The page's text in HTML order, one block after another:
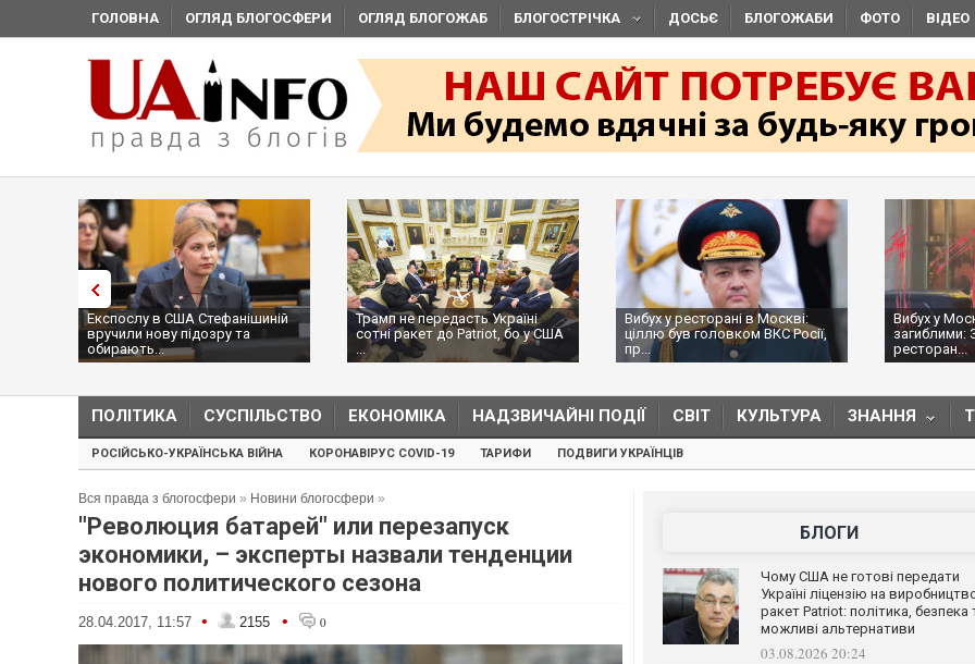
ГОЛОВНА ОГЛЯД БЛОГОСФЕРИ ОГЛЯД БЛОГОЖАБ БЛОГОСТРІЧКА ДОСЬЄ БЛОГОЖАБИ ФОТО ВІДЕО
Експослу в США Стефанішиній
вручили нову підозру та
обирають...
Трамп не передасть Україні
сотні ракет до Patriot, бо у США
...
Вибух у ресторані в Москві:
ціллю був головком ВКС Росії,
пр...
Вибух у
загиблими:
ресторан...
ПОЛІТИКА СУСПІЛЬСТВО ЕКОНОМІКА НАДЗВИЧАЙНІ ПОДІЇ СВІТ КУЛЬТУРА ЗНАННЯ
РОСІЙСЬКО-УКРАЇНСЬКА ВІЙНА КОРОНАВІРУС COVID-19 ТАРИФИ ПОДВИГИ УКРАЇНЦІВ
Вся правда з блогосфери » Новини блогосфери »
"Революция батарей" или перезапуск
экономики, – эксперты назвали тенденции
нового политического сезона
28.04.2017, 11:57 • 2155 • 0
БЛОГИ
Чому США не готові передати
Україні ліцензію на
ракет Patriot: політика, безпека
можливі альтернативи
03.08.2026 20:24